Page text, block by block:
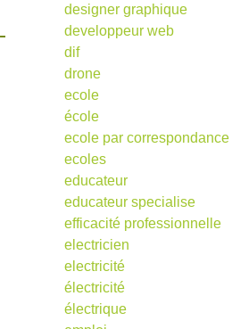
designer graphique
developpeur web
dif
drone
ecole
école
ecole par correspondance
ecoles
educateur
educateur specialise
efficacité professionnelle
electricien
electricité
électricité
électrique